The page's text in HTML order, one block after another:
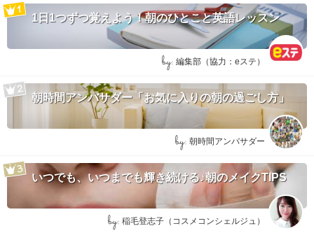
1日1つずつ覚えよう！朝のひとこと英語レッスン
by: 編集部（協力：eステ）
朝時間アンバサダー「お気に入りの朝の過ごし方」
by: 朝時間アンバサダー
いつでも、いつまでも輝き続ける♪朝のメイクTIPS
by: 稲毛登志子（コスメコンシェルジュ）